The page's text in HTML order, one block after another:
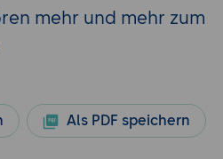
mehr und mehr zum
Als PDF speichern